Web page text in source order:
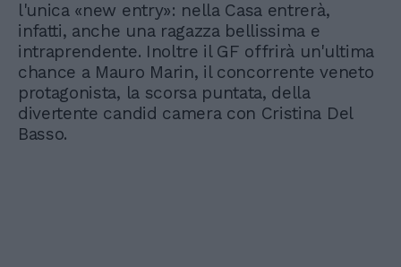
l'unica «new entry»: nella Casa entrerà,
infatti, anche una ragazza bellissima e
intraprendente. Inoltre il GF offrirà un'ultima
chance a Mauro Marin, il concorrente veneto
protagonista, la scorsa puntata, della
divertente candid camera con Cristina Del
Basso.